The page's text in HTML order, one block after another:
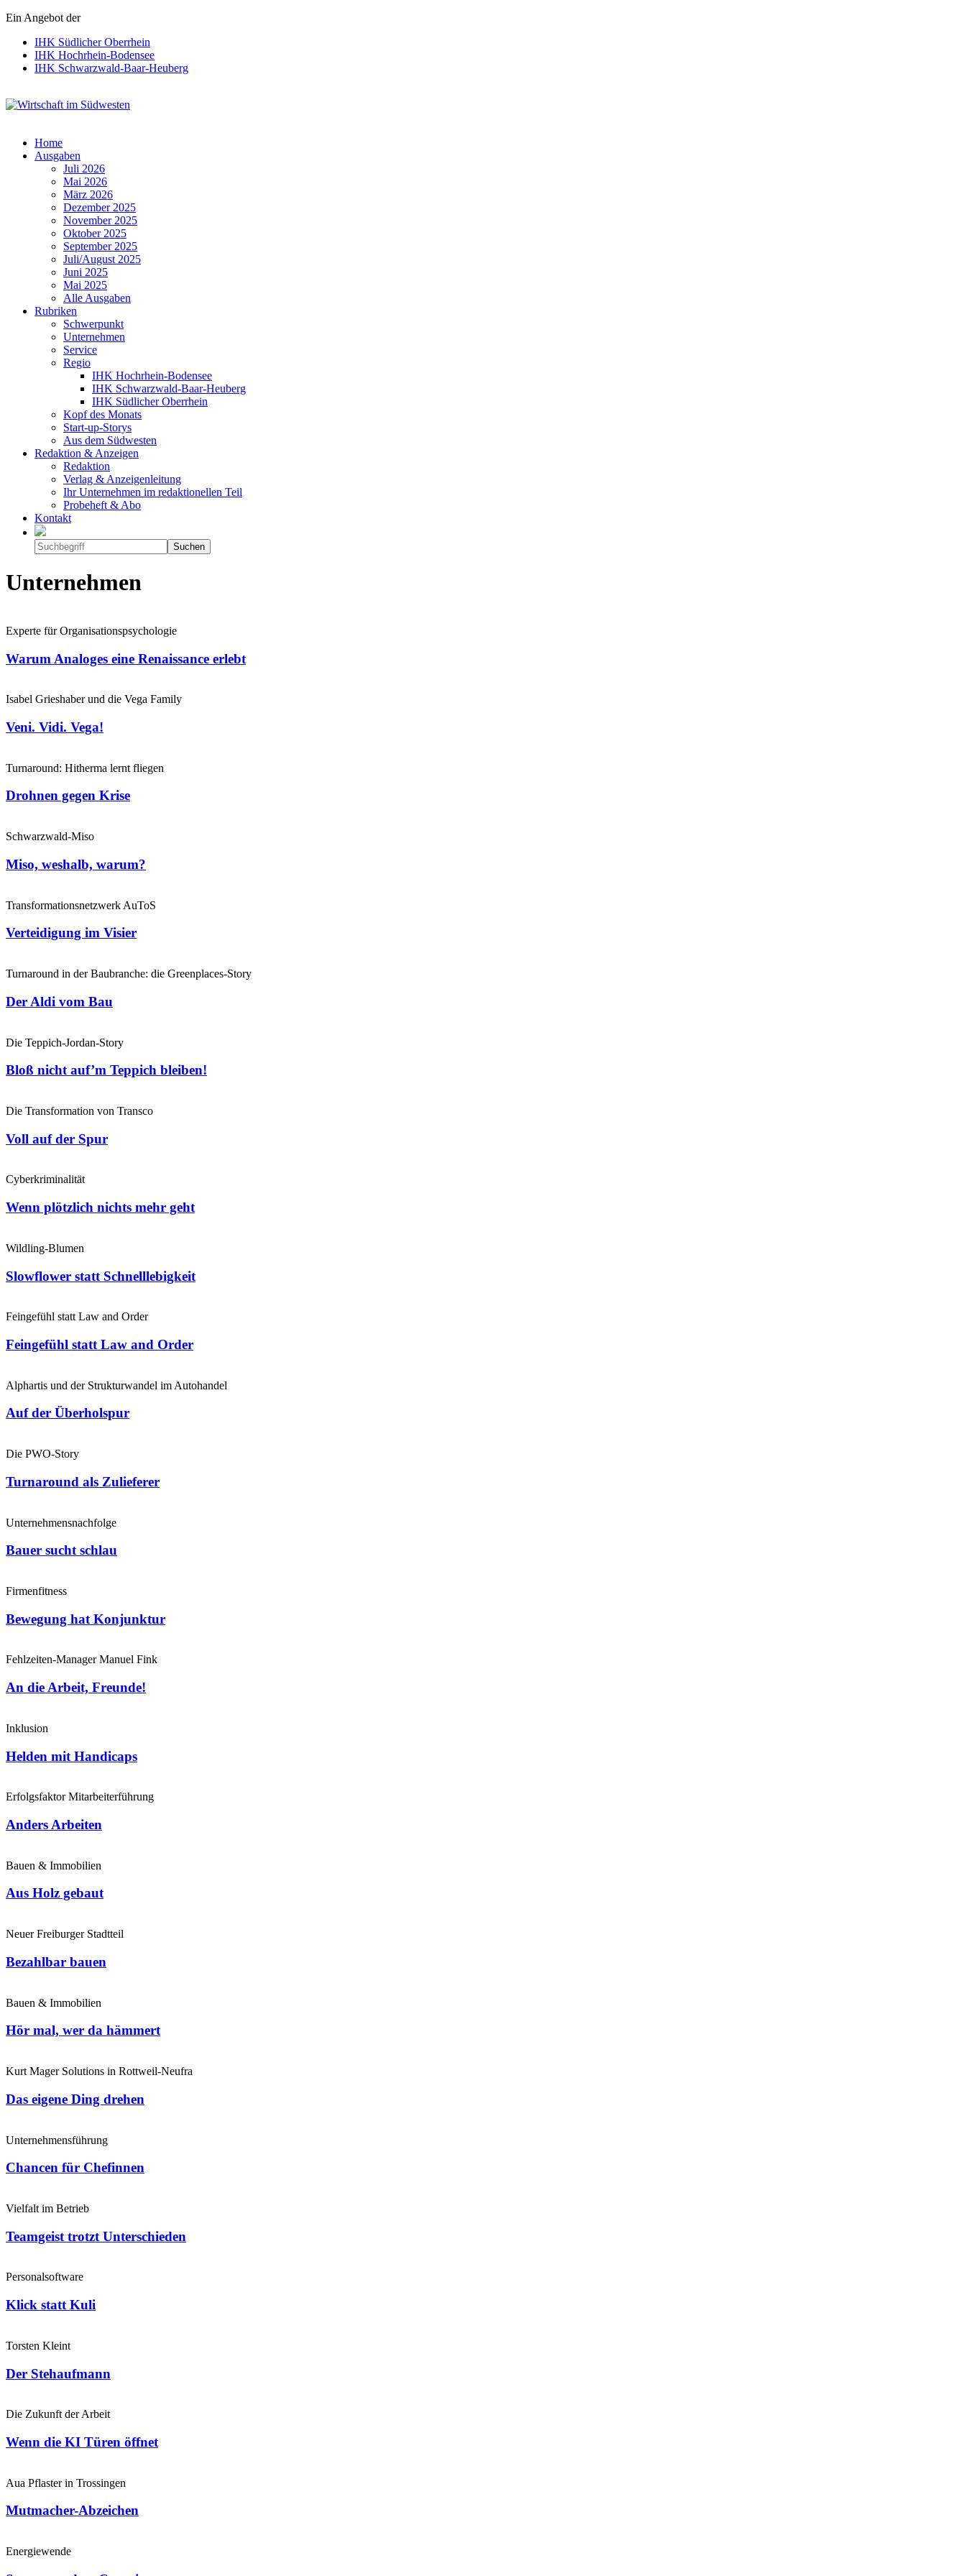
Ein Angebot der
IHK Südlicher Oberrhein
IHK Hochrhein-Bodensee
IHK Schwarzwald-Baar-Heuberg
Home
Ausgaben
Juli 2026
Mai 2026
März 2026
Dezember 2025
November 2025
Oktober 2025
September 2025
Juli/August 2025
Juni 2025
Mai 2025
Alle Ausgaben
Rubriken
Schwerpunkt
Unternehmen
Service
Regio
IHK Hochrhein-Bodensee
IHK Schwarzwald-Baar-Heuberg
IHK Südlicher Oberrhein
Kopf des Monats
Start-up-Storys
Aus dem Südwesten
Redaktion & Anzeigen
Redaktion
Verlag & Anzeigenleitung
Ihr Unternehmen im redaktionellen Teil
Probeheft & Abo
Kontakt
Unternehmen
Experte für Organisationspsychologie
Warum Analoges eine Renaissance erlebt
Isabel Grieshaber und die Vega Family
Veni. Vidi. Vega!
Turnaround: Hitherma lernt fliegen
Drohnen gegen Krise
Schwarzwald-Miso
Miso, weshalb, warum?
Transformationsnetzwerk AuToS
Verteidigung im Visier
Turnaround in der Baubranche: die Greenplaces-Story
Der Aldi vom Bau
Die Teppich-Jordan-Story
Bloß nicht auf’m Teppich bleiben!
Die Transformation von Transco
Voll auf der Spur
Cyberkriminalität
Wenn plötzlich nichts mehr geht
Wildling-Blumen
Slowflower statt Schnelllebigkeit
Feingefühl statt Law and Order
Feingefühl statt Law and Order
Alphartis und der Strukturwandel im Autohandel
Auf der Überholspur
Die PWO-Story
Turnaround als Zulieferer
Unternehmensnachfolge
Bauer sucht schlau
Firmenfitness
Bewegung hat Konjunktur
Fehlzeiten-Manager Manuel Fink
An die Arbeit, Freunde!
Inklusion
Helden mit Handicaps
Erfolgsfaktor Mitarbeiterführung
Anders Arbeiten
Bauen & Immobilien
Aus Holz gebaut
Neuer Freiburger Stadtteil
Bezahlbar bauen
Bauen & Immobilien
Hör mal, wer da hämmert
Kurt Mager Solutions in Rottweil-Neufra
Das eigene Ding drehen
Unternehmensführung
Chancen für Chefinnen
Vielfalt im Betrieb
Teamgeist trotzt Unterschieden
Personalsoftware
Klick statt Kuli
Torsten Kleint
Der Stehaufmann
Die Zukunft der Arbeit
Wenn die KI Türen öffnet
Aua Pflaster in Trossingen
Mutmacher-Abzeichen
Energiewende